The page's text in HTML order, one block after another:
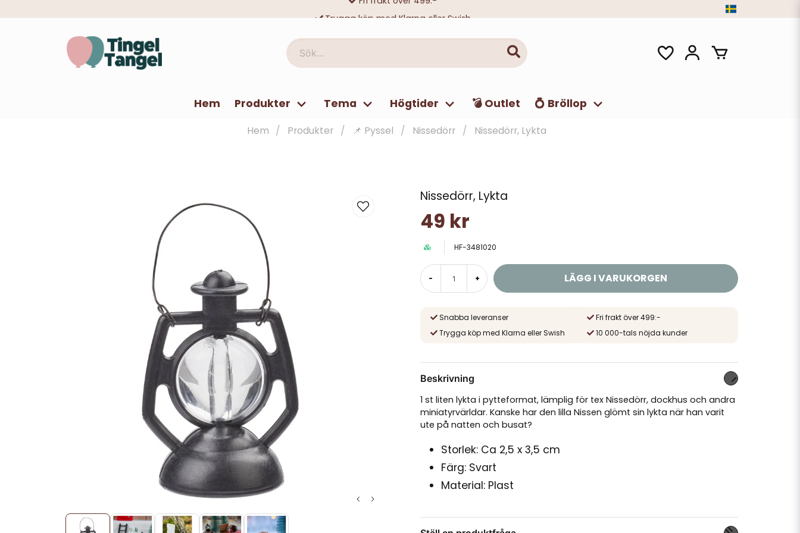
Sök...
Hem Produkter Tema Högtider 💣 Outlet 💍 Bröllop
Hem Produkter 📌 Pyssel Nissedörr Nissedörr, Lykta
Nissedörr, Lykta
49 kr
HF-3481020
- + LÄGG I VARUKORGEN
Snabba leveranser
Fri frakt över 499:-
Trygga köp med Klarna eller Swish
10 000-tals nöjda kunder
Beskrivning
1 st liten lykta i pytteformat, lämplig för tex Nissedörr, dockhus och andra
miniatyrvärldar. Kanske har den lilla Nissen glömt sin lykta när han varit
ute på natten och busat?
Storlek: Ca 2,5 x 3,5 cm
Färg: Svart
Material: Plast